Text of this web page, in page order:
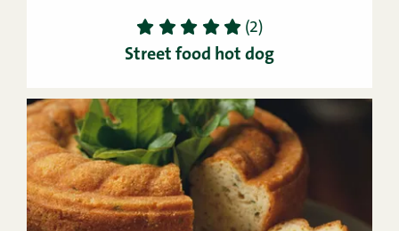
1 2 3 4 5 (2)
Street food hot dog